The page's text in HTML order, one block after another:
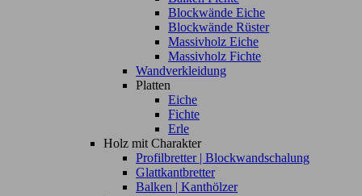
Blockwände Eiche
Blockwände Rüster
Massivholz Eiche
Massivholz Fichte
Wandverkleidung
Platten
Eiche
Fichte
Erle
Holz mit Charakter
Profilbretter | Blockwandschalung
Glattkantbretter
Balken | Kanthölzer